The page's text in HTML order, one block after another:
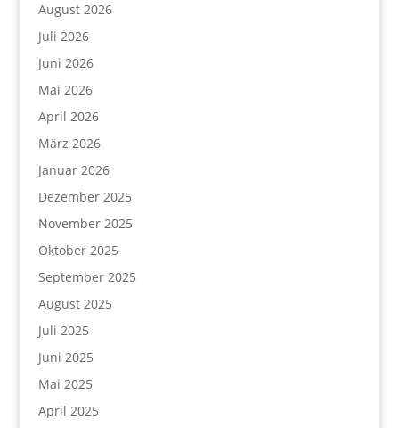
August 2026
Juli 2026
Juni 2026
Mai 2026
April 2026
März 2026
Januar 2026
Dezember 2025
November 2025
Oktober 2025
September 2025
August 2025
Juli 2025
Juni 2025
Mai 2025
April 2025